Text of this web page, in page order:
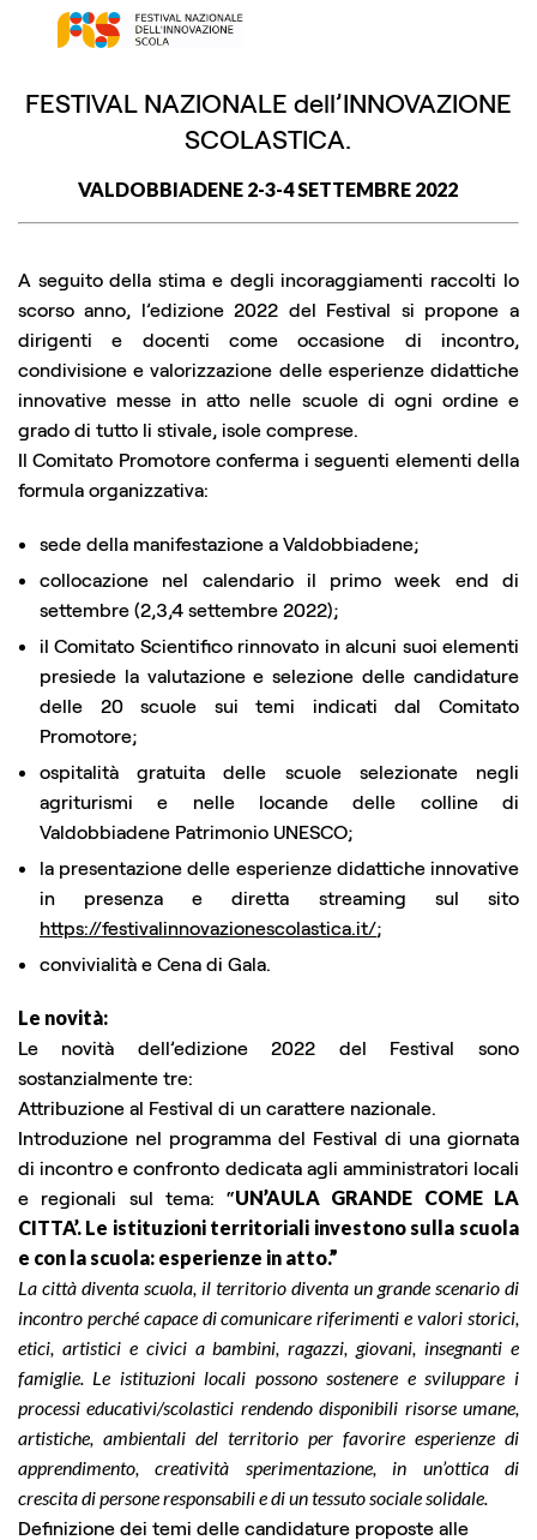
FESTIVAL NAZIONALE dell’INNOVAZIONE
SCOLASTICA.
VALDOBBIADENE 2-3-4 SETTEMBRE 2022
A seguito della stima e degli incoraggiamenti raccolti lo
scorso anno, l’edizione 2022 del Festival si propone a
dirigenti e docenti come occasione di incontro,
condivisione e valorizzazione delle esperienze didattiche
innovative messe in atto nelle scuole di ogni ordine e
grado di tutto li stivale, isole comprese.
Il Comitato Promotore conferma i seguenti elementi della
formula organizzativa:
sede della manifestazione a Valdobbiadene;
collocazione nel calendario il primo week end di
settembre (2,3,4 settembre 2022);
il Comitato Scientifico rinnovato in alcuni suoi elementi
presiede la valutazione e selezione delle candidature
delle 20 scuole sui temi indicati dal Comitato
Promotore;
ospitalità gratuita delle scuole selezionate negli
agriturismi e nelle locande delle colline di
Valdobbiadene Patrimonio UNESCO;
la presentazione delle esperienze didattiche innovative
in presenza e diretta streaming sul sito
https://festivalinnovazionescolastica.it/;
convivialità e Cena di Gala.
Le novità:
Le novità dell’edizione 2022 del Festival sono
sostanzialmente tre:
Attribuzione al Festival di un carattere nazionale.
Introduzione nel programma del Festival di una giornata
di incontro e confronto dedicata agli amministratori locali
e regionali sul tema: “UN’AULA GRANDE COME LA
CITTA’. Le istituzioni territoriali investono sulla scuola
e con la scuola: esperienze in atto.”
La città diventa scuola, il territorio diventa un grande scenario di
incontro perché capace di comunicare riferimenti e valori storici,
etici, artistici e civici a bambini, ragazzi, giovani, insegnanti e
famiglie. Le istituzioni locali possono sostenere e sviluppare i
processi educativi/scolastici rendendo disponibili risorse umane,
artistiche, ambientali del territorio per favorire esperienze di
apprendimento, creatività sperimentazione, in un’ottica di
crescita di persone responsabili e di un tessuto sociale solidale.
Definizione dei temi delle candidature proposte alle